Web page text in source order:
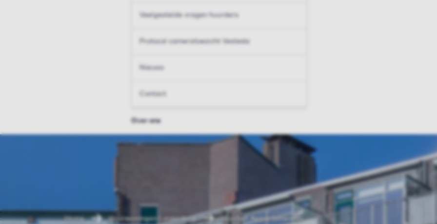
Veelgestelde vragen huurders
Protocol cameratoezicht Vesteda
Nieuws
Contact
Over ons
Home Huurwoningen Leiderdorp Voorhof Appartementen